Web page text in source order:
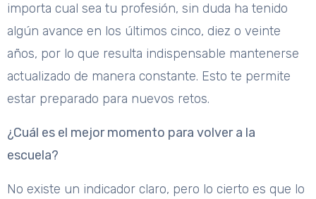
importa cual sea tu profesión, sin duda ha tenido
algún avance en los últimos cinco, diez o veinte
años, por lo que resulta indispensable mantenerse
actualizado de manera constante. Esto te permite
estar preparado para nuevos retos.
¿Cuál es el mejor momento para volver a la
escuela?
No existe un indicador claro, pero lo cierto es que lo